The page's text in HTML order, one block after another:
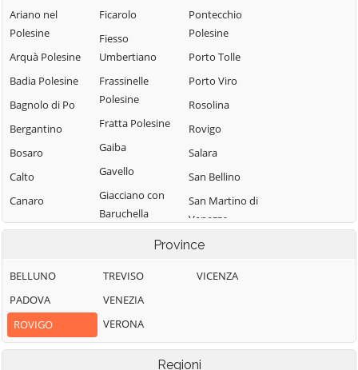
Ariano nel
Polesine
Arquà Polesine
Badia Polesine
Bagnolo di Po
Bergantino
Bosaro
Calto
Canaro
Canda
Castelmassa
Castelnovo
Bariano
Ceneselli
Ficarolo
Fiesso
Umbertiano
Frassinelle
Polesine
Fratta Polesine
Gaiba
Gavello
Giacciano con
Baruchella
Guarda Veneta
Pontecchio
Polesine
Porto Tolle
Porto Viro
Rosolina
Rovigo
Salara
San Bellino
San Martino di
Venezze
Stienta
Villanova del
Province
BELLUNO
PADOVA
ROVIGO
TREVISO
VENEZIA
VERONA
VICENZA
Regioni